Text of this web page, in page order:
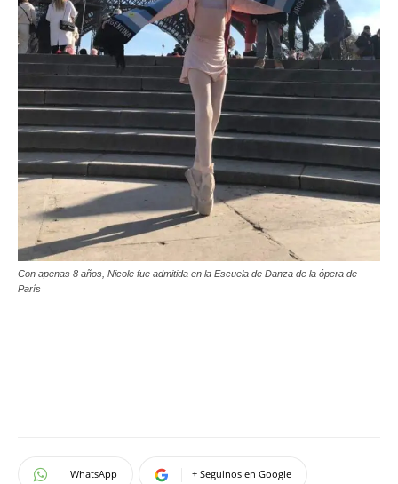
Con apenas 8 años, Nicole fue admitida en la Escuela de Danza de la ópera de
París
WhatsApp + Seguinos en Google